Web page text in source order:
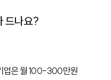
드나요?
업은 월 100-300만원